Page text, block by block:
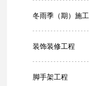
冬雨季（期）施工
装饰装修工程
脚手架工程